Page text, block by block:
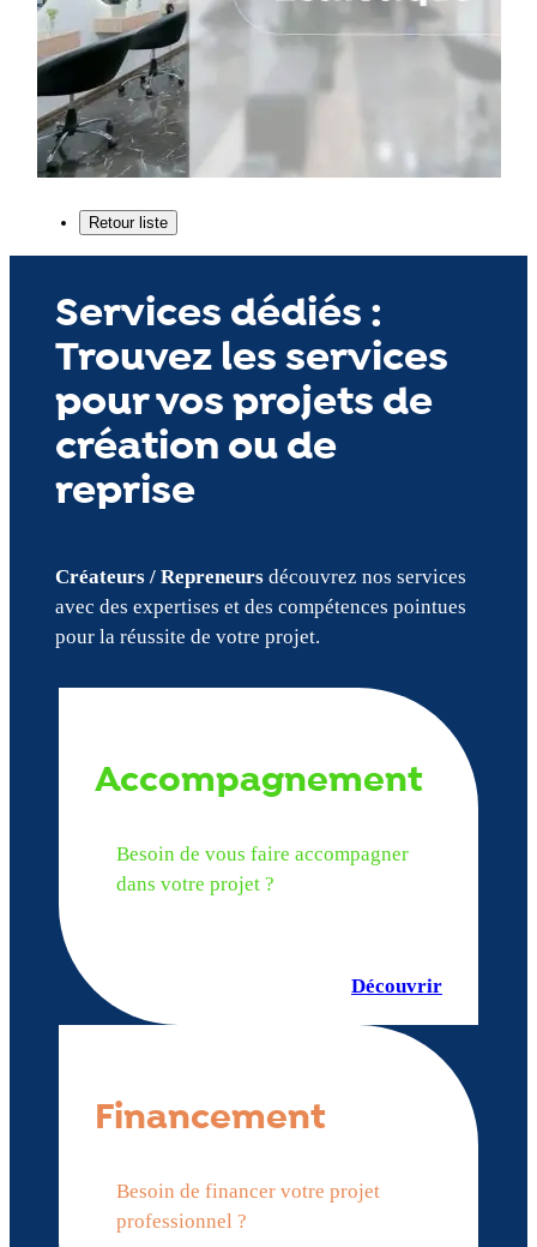
Services dédiés :
Trouvez les services
pour vos projets de
création ou de
reprise
Créateurs / Repreneursdécouvrez nos services
avec des expertises et des compétences pointues
pour la réussite de votre projet.
Accompagnement
Besoin de vous faire accompagner
dans votre projet ?
Découvrir
Financement
Besoin de financer votre projet
professionnel ?